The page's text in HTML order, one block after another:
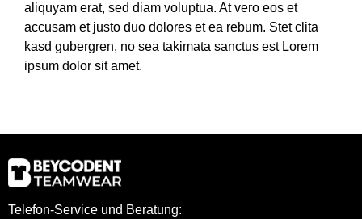
aliquyam erat, sed diam voluptua. At vero eos et
accusam et justo duo dolores et ea rebum. Stet clita
kasd gubergren, no sea takimata sanctus est Lorem
ipsum dolor sit amet.
Telefon-Service und Beratung: